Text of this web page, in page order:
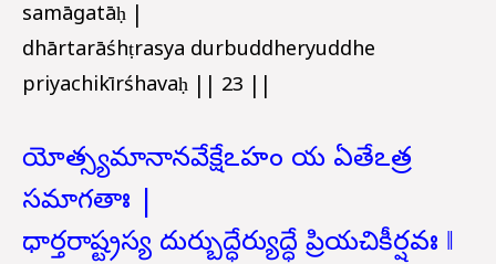
samāgatāḥ |
dhārtarāśhṭrasya durbuddheryuddhe
priyachikīrśhavaḥ || 23 ||
యోత్స్యమానానవేక్షేఽహం య ఏతేఽత్ర
సమాగతాః |
ధార్తరాష్ట్రస్య దుర్బుద్ధేర్యుద్ధే ప్రియచికీర్షవః ‖